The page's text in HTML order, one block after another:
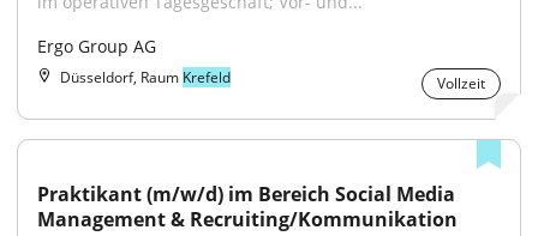
Ergo Group AG
Düsseldorf, Raum Krefeld Vollzeit
Praktikant (m/w/d) im Bereich Social Media
Management & Recruiting/Kommunikation